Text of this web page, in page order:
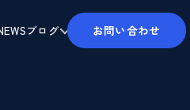
ブログ お問い合わせ